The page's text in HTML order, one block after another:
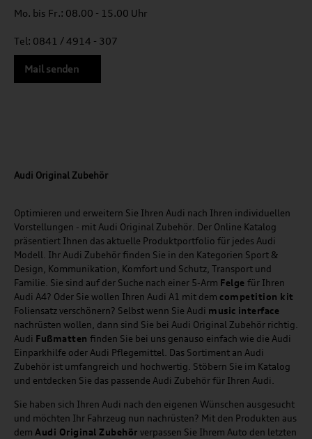
Mo. bis Fr.: 08.00 - 15.00 Uhr
Tel: 0841 / 4914 - 307
Mail senden
Audi Original Zubehör
Optimieren und erweitern Sie Ihren Audi nach Ihren individuellen
Vorstellungen - mit Audi Original Zubehör. Der Online Katalog
präsentiert Ihnen das aktuelle Produktportfolio für jedes Audi
Modell. Ihr Audi Zubehör finden Sie in den Kategorien Sport &
Design, Kommunikation, Komfort und Schutz, Transport und
Familie. Sie sind auf der Suche nach einer 5-Arm Felge für Ihren
Audi A4? Oder Sie wollen Ihren Audi A1 mit dem competition kit
Foliensatz verschönern? Selbst wenn Sie Audi music interface
nachrüsten wollen, dann sind Sie bei Audi Original Zubehör richtig.
Audi Fußmatten finden Sie bei uns genauso einfach wie die Audi
Einparkhilfe oder Audi Pflegemittel. Das Sortiment an Audi
Zubehör ist umfangreich und hochwertig. Stöbern Sie im Katalog
und entdecken Sie das passende Audi Zubehör für Ihren Audi.
Sie haben sich Ihren Audi nach den eigenen Wünschen ausgesucht
und möchten Ihr Fahrzeug nun nachrüsten? Mit den Produkten aus
dem Audi Original Zubehör verpassen Sie Ihrem Auto den letzten